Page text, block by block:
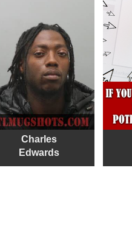
Charles
Edwards